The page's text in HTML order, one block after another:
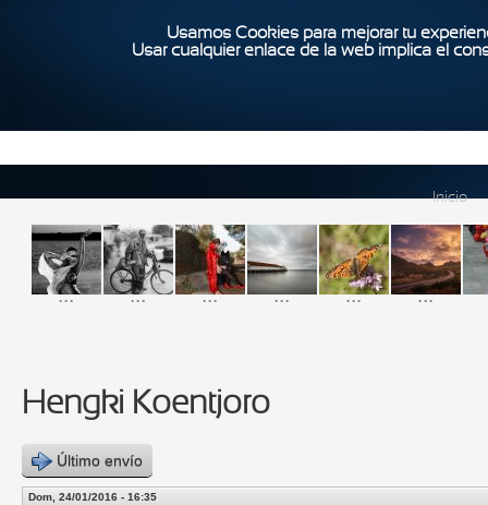
Usamos Cookies para mejorar tu
Usar cualquier enlace de la web implica el
Inicio
... ... ... ... ... ...
Hengki Koentjoro
Último envío
Dom, 24/01/2016 - 16:35